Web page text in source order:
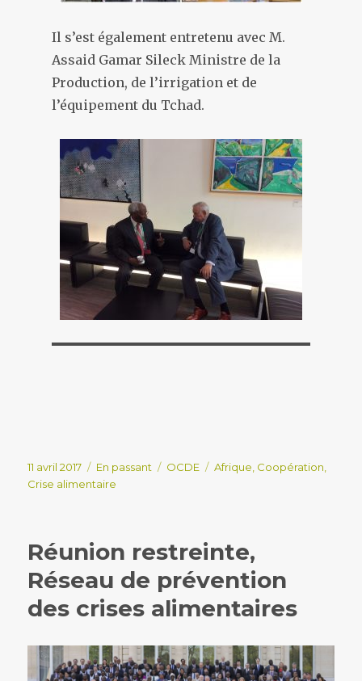
Il s’est également entretenu avec M.
Assaid Gamar Sileck Ministre de la
Production, de l’irrigation et de
l’équipement du Tchad.
Publié
le
11 avril 2017 Format
En passant Catégories
OCDE Étiquettes
Afrique Coopération
Crise alimentaire
Réunion restreinte,
Réseau de prévention
des crises alimentaires